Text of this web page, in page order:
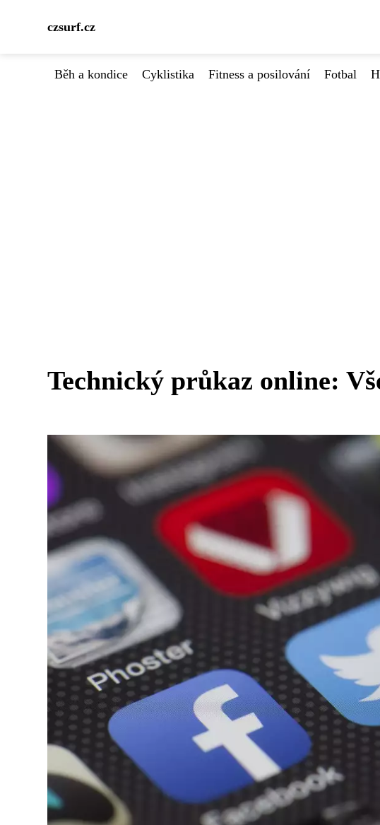
czsurf.cz
Běh a kondice Cyklistika Fitness a posilování Fotbal
Technický průkaz online: